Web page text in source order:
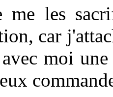
me les
car
moi